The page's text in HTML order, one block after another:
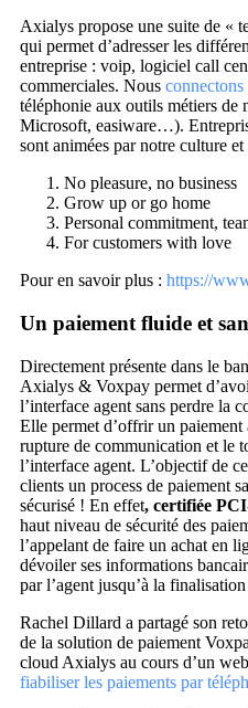
Axialys propose une suite de «
qui permet d’adresser les
entreprise : voip, logiciel call
commerciales. Nous connectons
téléphonie aux outils métiers de
Microsoft, easiware…).
sont animées par notre culture
No pleasure, no business
Grow up or go home
Personal commitment,
For customers with love
Pour en savoir plus : https://
Un paiement fluide et
Directement présente dans le
Axialys & Voxpay permet
l’interface agent sans perdre la
Elle permet d’offrir un paiement
rupture de communication et le
l’interface agent. L’objectif de
clients un process de paiement
sécurisé ! En effet, certifiée
haut niveau de sécurité des
l’appelant de faire un achat en
dévoiler ses informations
par l’agent jusqu’à la
Rachel Dillard a partagé son
de la solution de paiement
cloud Axialys au cours d’un
fiabiliser les paiements par